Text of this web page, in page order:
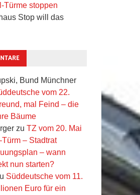
Türme stoppen
Stop will das
Bund Münchner
vom 22.
mal Feind – die
Bäume
zu TZ vom 20. Mai
– Stadtrat
– wann
nun starten?
Süddeutsche vom 11.
Euro für ein